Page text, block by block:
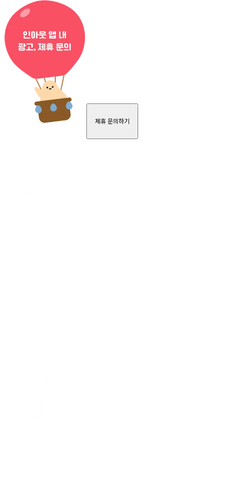
제휴 문의하기